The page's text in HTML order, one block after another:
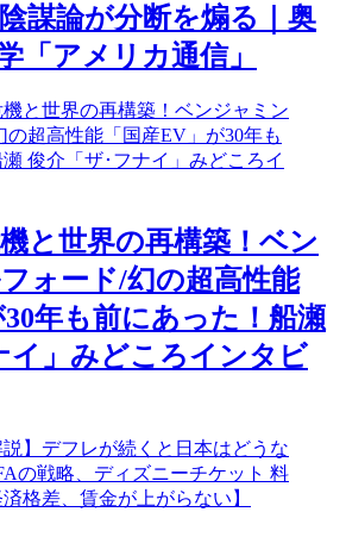
謀論が分断を煽る｜奥
「アメリカ通信」
と世界の再構築！ベン
ォード/幻の超高性能
30年も前にあった！船瀬
イ」みどころインタビ